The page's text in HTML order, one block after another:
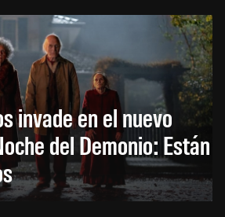
invade en el nuevo
del Demonio: Están